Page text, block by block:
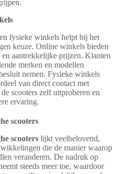
fysieke winkels helpt bij het
keuze. Online winkels bieden
en aantrekkelijke prijzen. Klanten
merken en modellen
nemen. Fysieke winkels
van direct contact met
scooters zelf uitproberen en
ervaring.
scooters
scooters lijkt veelbelovend,
die de manier waarop
veranderen. De nadruk op
steeds meer toe, waardoor